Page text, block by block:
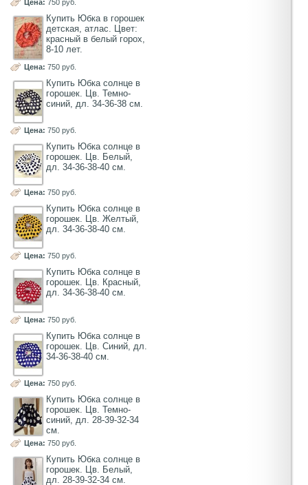
Цена: 750 руб.
Купить Юбка в горошек
детская, атлас. Цвет:
красный в белый горох,
8-10 лет.
Цена: 750 руб.
Купить Юбка солнце в
горошек. Цв. Темно-
синий, дл. 34-36-38 см.
Цена: 750 руб.
Купить Юбка солнце в
горошек. Цв. Белый,
дл. 34-36-38-40 см.
Цена: 750 руб.
Купить Юбка солнце в
горошек. Цв. Желтый,
дл. 34-36-38-40 см.
Цена: 750 руб.
Купить Юбка солнце в
горошек. Цв. Красный,
дл. 34-36-38-40 см.
Цена: 750 руб.
Купить Юбка солнце в
горошек. Цв. Синий, дл.
34-36-38-40 см.
Цена: 750 руб.
Купить Юбка солнце в
горошек. Цв. Темно-
синий, дл. 28-39-32-34
см.
Цена: 750 руб.
Купить Юбка солнце в
горошек. Цв. Белый,
дл. 28-39-32-34 см.